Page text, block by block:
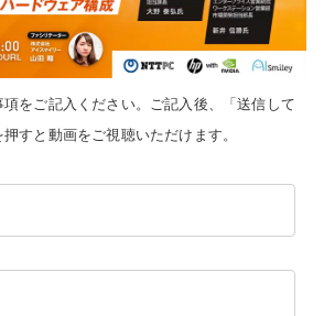
をご記入ください。ご記入後、「送信して
すと動画をご視聴いただけます。